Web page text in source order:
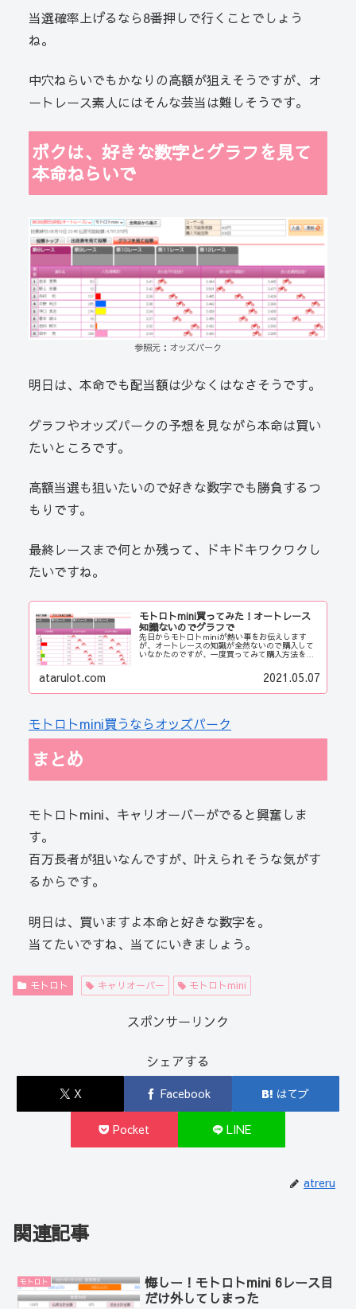
当選確率上げるなら8番押しで行くことでしょう
ね。
中穴ねらいでもかなりの高額が狙えそうですが、オ
ートレース素人にはそんな芸当は難しそうです。
ボクは、好きな数字とグラフを見て
本命ねらいで
参照元：オッズパーク
明日は、本命でも配当額は少なくはなさそうです。
グラフやオッズパークの予想を見ながら本命は買い
たいところです。
高額当選も狙いたいので好きな数字でも勝負するつ
もりです。
最終レースまで何とか残って、ドキドキワクワクし
たいですね。
モトロトmini買ってみた！オートレース
知識ないのでグラフで
先日からモトロトminiが熱い事をお伝えします
が、オートレースの知識が全然ないので購入して
いなかたのですが、一度買ってみて購入方法を確
atarulot.com 2021.05.07
モトロトmini買うならオッズパーク
まとめ
モトロトmini、キャリオーバーがでると興奮しま
す。
百万長者が狙いなんですが、叶えられそうな気がす
るからです。
明日は、買いますよ本命と好きな数字を。
当てたいですね、当てにいきましょう。
モトロト キャリオーバー モトロトmini
スポンサーリンク
シェアする
X Facebook はてブ
Pocket LINE
atreru
関連記事
モトロト
悔しー！モトロトmini 6レース目
だけ外してしまった